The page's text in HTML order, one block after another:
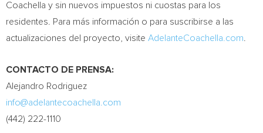
Coachella y sin nuevos impuestos ni cuostas para los
residentes. Para más información o para suscribirse a las
actualizaciones del proyecto, visite AdelanteCoachella.com
CONTACTO DE PRENSA:
Alejandro Rodriguez
info@adelantecoachella.com
(442) 222-1110